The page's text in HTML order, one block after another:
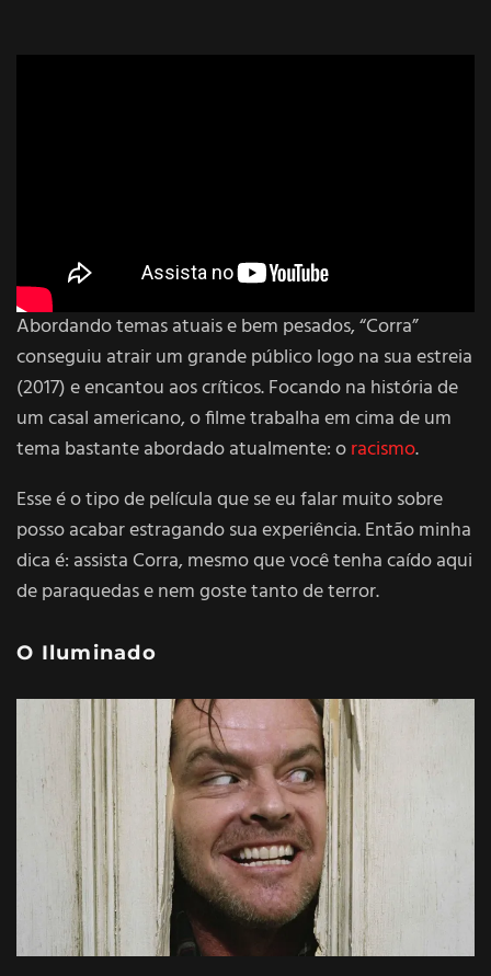
Abordando temas atuais e bem pesados, “Corra”
conseguiu atrair um grande público logo na sua estreia
(2017) e encantou aos críticos. Focando na história de
um casal americano, o filme trabalha em cima de um
tema bastante abordado atualmente: oracismo.
Esse é o tipo de película que se eu falar muito sobre
posso acabar estragando sua experiência. Então minha
dica é: assista Corra, mesmo que você tenha caído aqui
de paraquedas e nem goste tanto de terror.
O Iluminado